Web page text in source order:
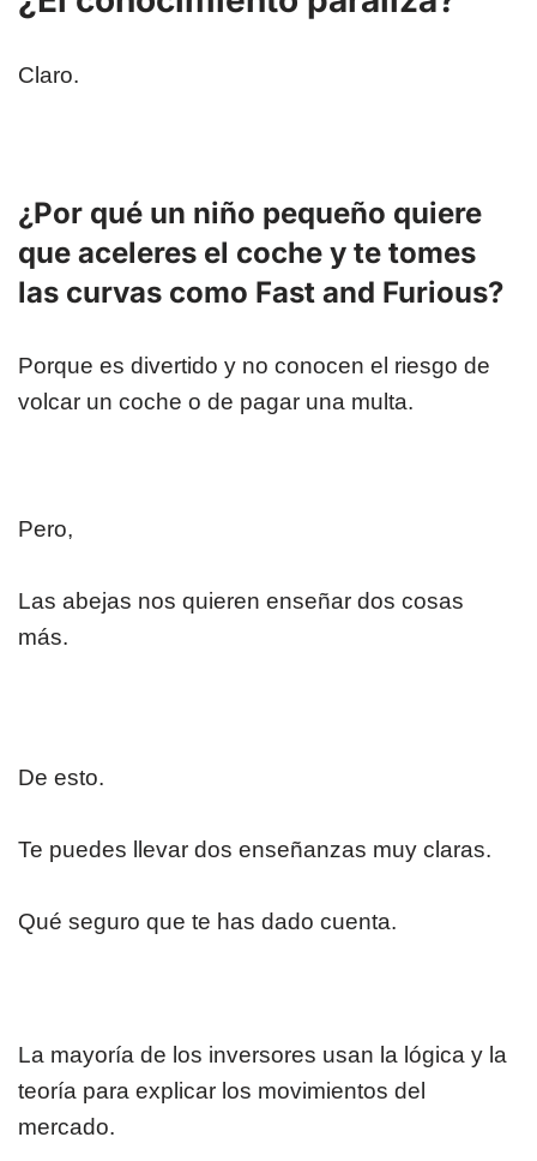
Claro.
¿Por qué un niño pequeño quiere
que aceleres el coche y te tomes
las curvas como Fast and Furious?
Porque es divertido y no conocen el riesgo de
volcar un coche o de pagar una multa.
Pero,
Las abejas nos quieren enseñar dos cosas
más.
De esto.
Te puedes llevar dos enseñanzas muy claras.
Qué seguro que te has dado cuenta.
La mayoría de los inversores usan la lógica y la
teoría para explicar los movimientos del
mercado.